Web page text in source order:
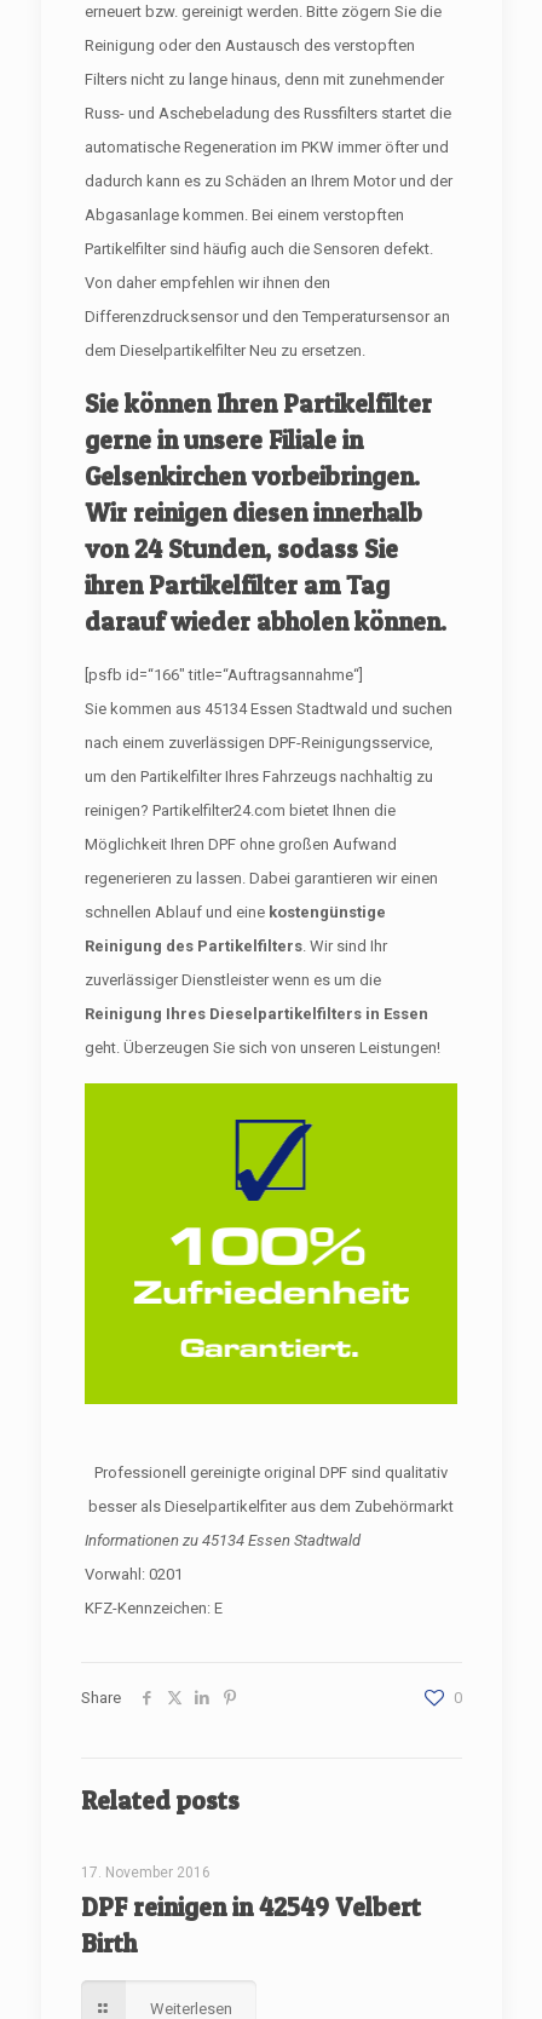
erneuert bzw. gereinigt werden. Bitte zögern Sie die
Reinigung oder den Austausch des verstopften
Filters nicht zu lange hinaus, denn mit zunehmender
Russ- und Aschebeladung des Russfilters startet die
automatische Regeneration im PKW immer öfter und
dadurch kann es zu Schäden an Ihrem Motor und der
Abgasanlage kommen. Bei einem verstopften
Partikelfilter sind häufig auch die Sensoren defekt.
Von daher empfehlen wir ihnen den
Differenzdrucksensor und den Temperatursensor an
dem Dieselpartikelfilter Neu zu ersetzen.
Sie können Ihren Partikelfilter
gerne in unsere Filiale in
Gelsenkirchen vorbeibringen.
Wir reinigen diesen innerhalb
von 24 Stunden, sodass Sie
ihren Partikelfilter am Tag
darauf wieder abholen können.
[psfb id=“166″ title=“Auftragsannahme“]
Sie kommen aus 45134 Essen Stadtwald und suchen
nach einem zuverlässigen DPF-Reinigungsservice,
um den Partikelfilter Ihres Fahrzeugs nachhaltig zu
reinigen? Partikelfilter24.com bietet Ihnen die
Möglichkeit Ihren DPF ohne großen Aufwand
regenerieren zu lassen. Dabei garantieren wir einen
schnellen Ablauf und eine kostengünstige
Reinigung des Partikelfilters. Wir sind Ihr
zuverlässiger Dienstleister wenn es um die
Reinigung Ihres Dieselpartikelfilters in Essen
geht. Überzeugen Sie sich von unseren Leistungen!
Professionell gereinigte original DPF sind qualitativ
besser als Dieselpartikelfiter aus dem Zubehörmarkt
Informationen zu 45134 Essen Stadtwald
Vorwahl: 0201
KFZ-Kennzeichen: E
Share 0
Related posts
17. November 2016
DPF reinigen in 42549 Velbert
Birth
Weiterlesen